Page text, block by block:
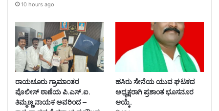
10 hours ago
ರಾಯಚೂರು ಗ್ರಾಮಾಂತರ
ಪೊಲೀಸ್ ಠಾಣೆಯ ಪಿ.ಎಸ್.ಐ.
ತಿಮ್ಮಣ್ಣ ನಾಯಕ ಅವರಿಂದ –
ಹಸಿರು ಸೇನೆಯ ಯುವ ಘಟಕದ
ಅಧ್ಯಕ್ಷರಾಗಿ ಪ್ರಶಾಂತ ಭೂಸನೂರ
ಆಯ್ಕೆ.